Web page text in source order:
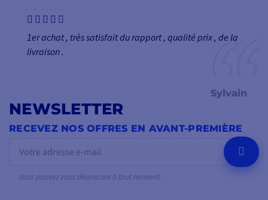
1er achat , très satisfait du rapport , qualité prix , de la
livraison .
Sylvain
NEWSLETTER
RECEVEZ NOS OFFRES EN AVANT-PREMIÈRE
OK
Vous pouvez vous désinscrire à tout moment.